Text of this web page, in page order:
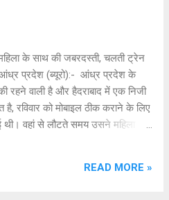
के साथ की जबरदस्ती, चलती ट्रेन
आंध्र प्रदेश (ब्यूरो):- आंध्र प्रदेश के
रहने वाली है और हैदराबाद में एक निजी
है, रविवार को मोबाइल ठीक कराने के लिए
थी। वहां से लौटते समय उसने महिला
अनुसार, आरोपी करीब 25 साल का,
READ MORE »